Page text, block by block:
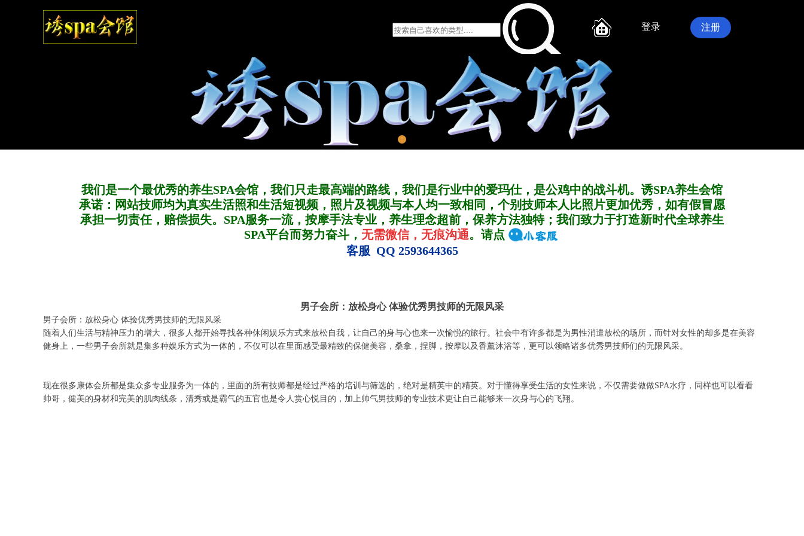
登录 注册
我们是一个最优秀的养生SPA会馆，我们只走最高端的路线，我们是行业中的爱玛仕，是公鸡中的战斗机。诱SPA养生会馆
承诺：网站技师均为真实生活照和生活短视频，照片及视频与本人均一致相同，个别技师本人比照片更加优秀，如有假冒愿
承担一切责任，赔偿损失。SPA服务一流，按摩手法专业，养生理念超前，保养方法独特；我们致力于打造新时代全球养生
SPA平台而努力奋斗， 无需微信，无痕沟通。请点
客服 QQ 2593644365
男子会所：放松身心 体验优秀男技师的无限风采
男子会所：放松身心 体验优秀男技师的无限风采
随着人们生活与精神压力的增大，很多人都开始寻找各种休闲娱乐方式来放松自我，让自己的身与心也来一次愉悦的旅行。社会中有许多都是为男性消遣放松的场所，而针对女性的却多是在美容
健身上，一些男子会所就是集多种娱乐方式为一体的，不仅可以在里面感受最精致的保健美容，桑拿，捏脚，按摩以及香薰沐浴等，更可以领略诸多优秀男技师们的无限风采。
现在很多康体会所都是集众多专业服务为一体的，里面的所有技师都是经过严格的培训与筛选的，绝对是精英中的精英。对于懂得享受生活的女性来说，不仅需要做做SPA水疗，同样也可以看看
帅哥，健美的身材和完美的肌肉线条，清秀或是霸气的五官也是令人赏心悦目的，加上帅气男技师的专业技术更让自己能够来一次身与心的飞翔。